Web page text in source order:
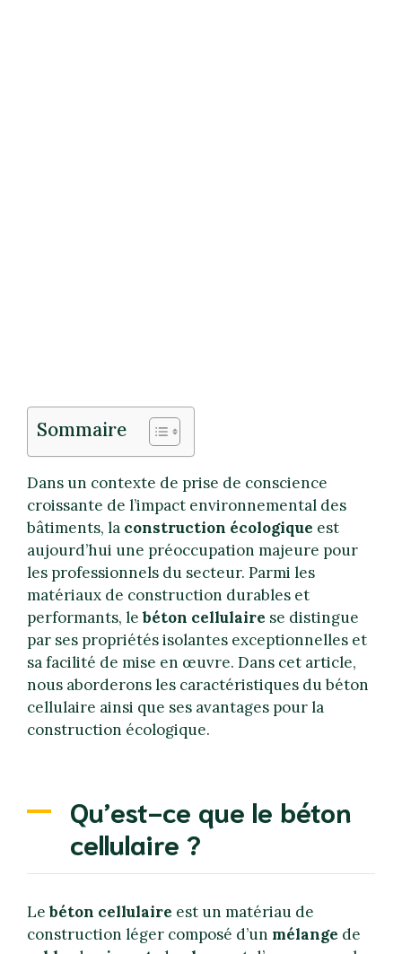
Sommaire
Dans un contexte de prise de conscience
croissante de l’impact environnemental des
bâtiments, la construction écologique est
aujourd’hui une préoccupation majeure pour
les professionnels du secteur. Parmi les
matériaux de construction durables et
performants, lebéton cellulaire se distingue
par ses propriétés isolantes exceptionnelles et
sa facilité de mise en œuvre. Dans cet article,
nous aborderons les caractéristiques du béton
cellulaire ainsi que ses avantages pour la
construction écologique.
Qu’est-ce que le béton
cellulaire ?
Lebéton cellulaire est un matériau de
construction léger composé d’un mélange de